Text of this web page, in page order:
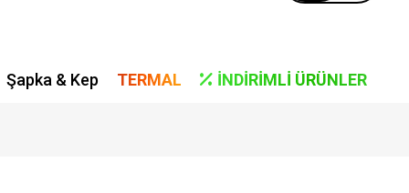
Şapka & Kep TERMAL İNDIRIMLI ÜRÜNLER